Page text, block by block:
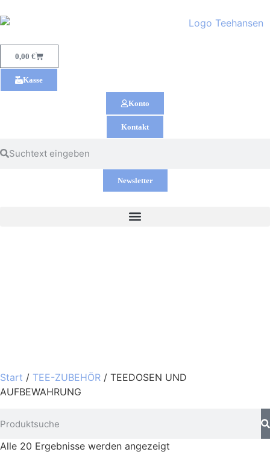
0,00 €
Kasse
Konto
Kontakt
Newsletter
Start / TEE-ZUBEHÖR / TEEDOSEN UND
AUFBEWAHRUNG
Alle 20 Ergebnisse werden angezeigt